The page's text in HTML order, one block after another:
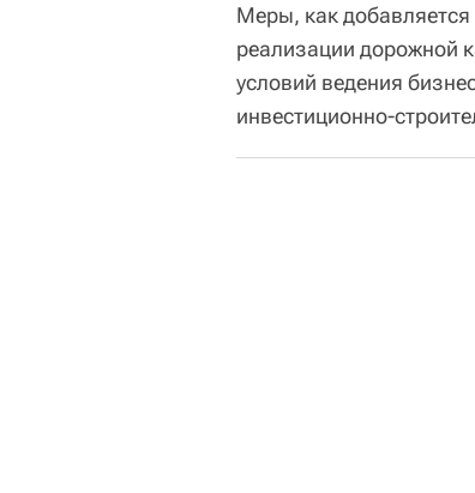
Меры, как
реализации дорожной
условий ведения
инвестиционно-